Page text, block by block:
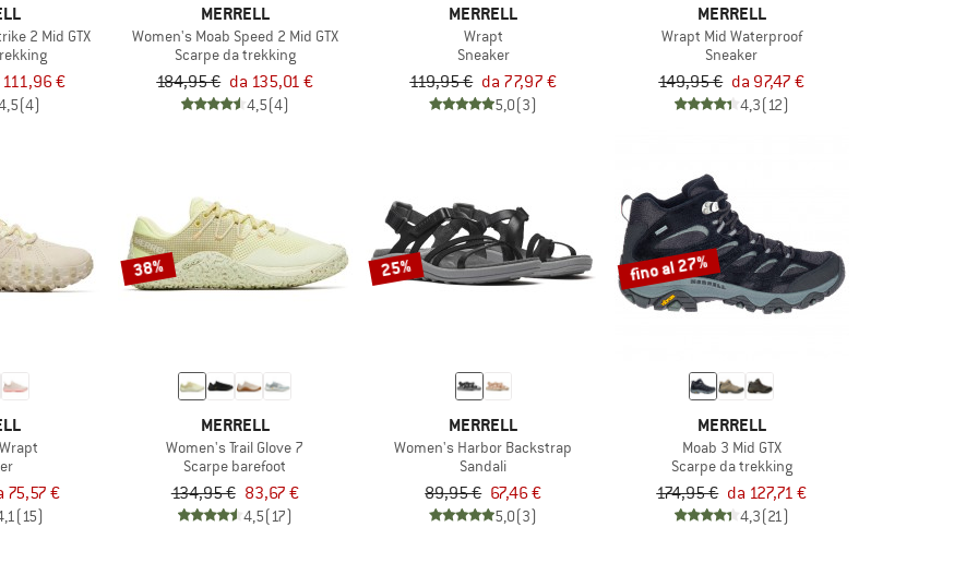
2 Mid GTX
€
(4)
MERRELL
Women's Moab Speed 2 Mid GTX
Scarpe da trekking
184,95 € da 135,01 €
4,5(4)
MERRELL
Wrapt
Sneaker
119,95 € da 77,97 €
5,0(3)
MERRELL
Wrapt Mid Waterproof
Sneaker
149,95 € da 97,47 €
4,3(12)
75,57 €
(15)
38%
MERRELL
Women's Trail Glove 7
Scarpe barefoot
134,95 € 83,67 €
4,5(17)
25%
MERRELL
Women's Harbor Backstrap
Sandali
89,95 € 67,46 €
5,0(3)
fino al 27%
MERRELL
Moab 3 Mid GTX
Scarpe da trekking
174,95 € da 127,71 €
4,3(21)